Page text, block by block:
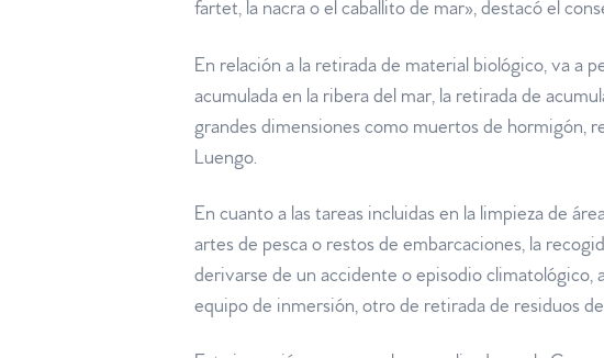
fartet, la nacra o el caballito de mar», destacó el
En relación a la retirada de material biológico, va a
acumulada en la ribera del mar, la retirada de
grandes dimensiones como muertos de hormigón,
Luengo.
En cuanto a las tareas incluidas en la limpieza de
artes de pesca o restos de embarcaciones, la
derivarse de un accidente o episodio climatológico,
equipo de inmersión, otro de retirada de residuos